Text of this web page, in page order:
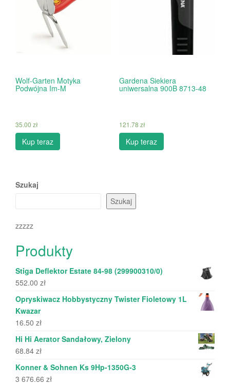
Wolf-Garten Motyka
Podwójna Im-M
35.00 zł
Kup teraz
Gardena Siekiera
uniwersalna 900B 8713-48
121.78 zł
Kup teraz
Szukaj
Szukaj
zzzzz
Produkty
Stiga Deflektor Estate 84-98 (299900310/0)
552.00 zł
Opryskiwacz Hobbystyczny Twister Fioletowy 1L
Kwazar
16.50 zł
Hi Hi Aerator Sandałowy, Zielony
68.84 zł
Konner & Sohnen Ks 9Hp-1350G-3
3 676.66 zł